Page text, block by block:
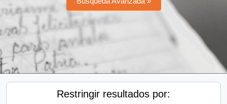
Restringir resultados por: